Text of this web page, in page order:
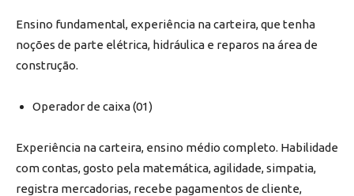
Ensino fundamental, experiência na carteira, que tenha
noções de parte elétrica, hidráulica e reparos na área de
construção.
Operador de caixa (01)
Experiência na carteira, ensino médio completo. Habilidade
com contas, gosto pela matemática, agilidade, simpatia,
registra mercadorias, recebe pagamentos de cliente,